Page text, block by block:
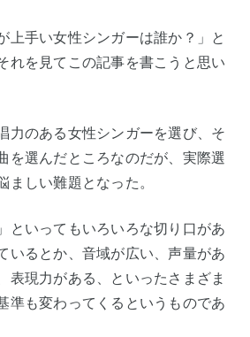
上手い女性シンガーは誰か？」と
れを見てこの記事を書こうと思い
力のある女性シンガーを選び、そ
を選んだところなのだが、実際選
ましい難題となった。
といってもいろいろな切り口があ
いるとか、音域が広い、声量があ
表現力がある、といったさまざま
準も変わってくるというものであ